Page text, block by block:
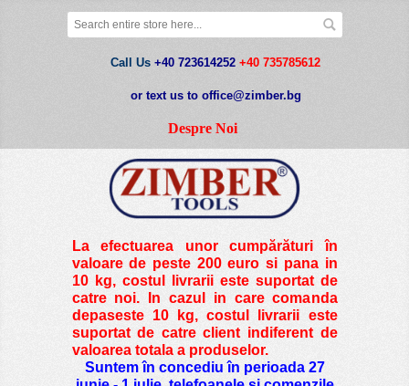
Call Us +40 723614252 +40 735785612
or text us to office@zimber.bg
Despre Noi
La efectuarea unor cumpărături în
valoare de peste200 euro si pana in
10 kg, costul livrarii este suportat de
catre noi. In cazul in care comanda
depaseste 10 kg, costul livrarii este
suportat de catre client indiferent de
valoarea totala a produselor.
Suntem în concediu în perioada 27